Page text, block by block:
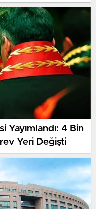
Yayımlandı: 4 Bin
Yeri Değişti